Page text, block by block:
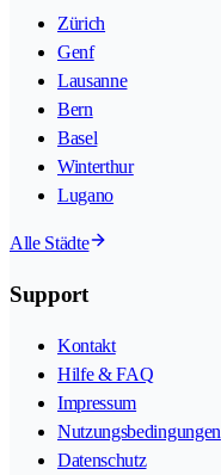
Zürich
Genf
Lausanne
Bern
Basel
Winterthur
Lugano
Alle Städte
Support
Kontakt
Hilfe & FAQ
Impressum
Nutzungsbedingungen
Datenschutz